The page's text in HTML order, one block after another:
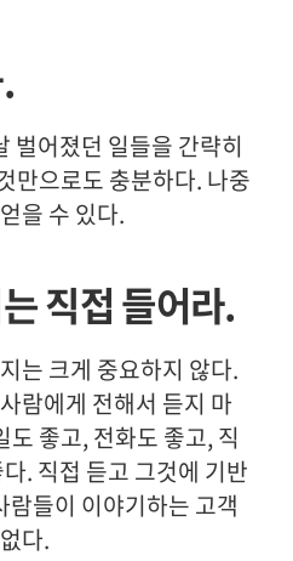
벌어졌던 일들을 간략히
만으로도 충분하다. 나중
을 수 있다.
직접 들어라.
는 크게 중요하지 않다.
람에게 전해서 듣지 마
좋고, 전화도 좋고, 직
. 직접 듣고 그것에 기반
람들이 이야기하는 고객
다.